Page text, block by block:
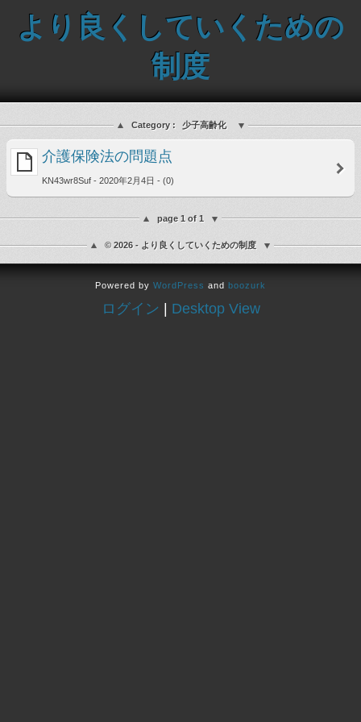
より良くしていくための
制度
Category : 少子高齢化
介護保険法の問題点
KN43wr8Suf - 2020年2月4日 - (0)
page 1 of 1
© 2026 - より良くしていくための制度
Powered by WordPress and boozurk
ログイン Desktop View